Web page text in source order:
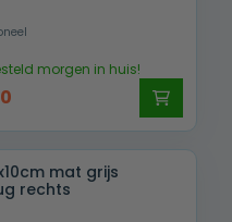
morgen in huis!
is:
€ 348,00.
mat grijs
rechts